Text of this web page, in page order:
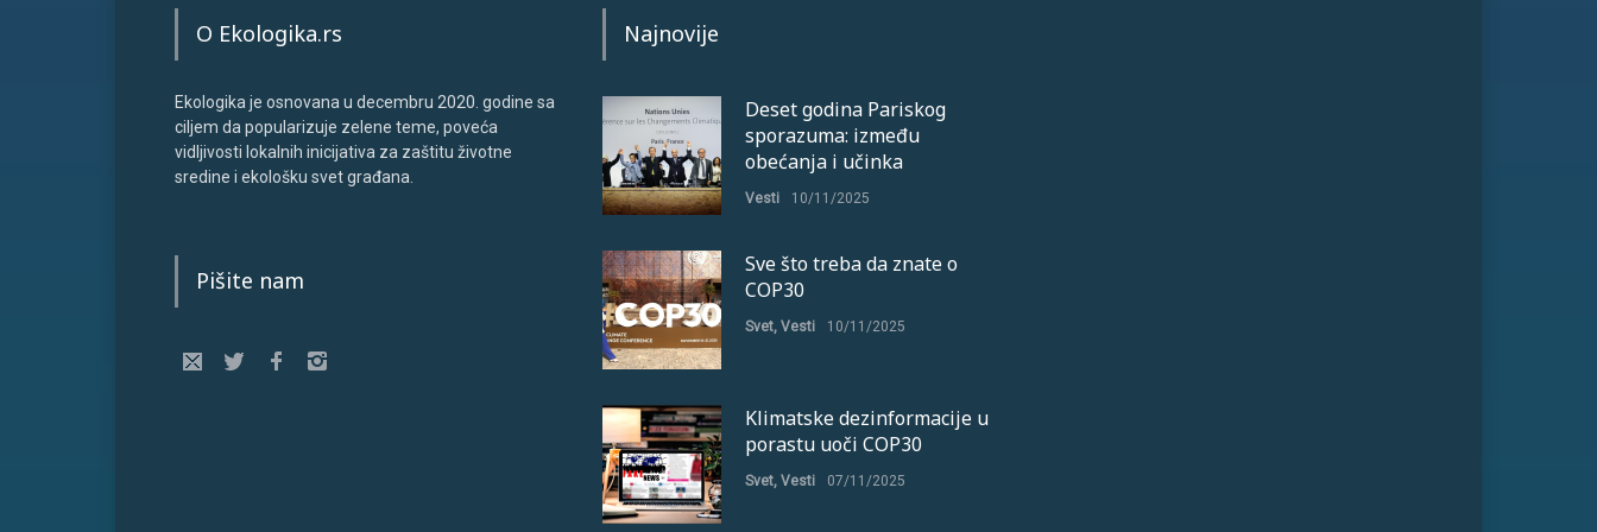
O Ekologika.rs
Ekologika je osnovana u decembru 2020. godine sa
ciljem da popularizuje zelene teme, poveća
vidljivosti lokalnih inicijativa za zaštitu životne
sredine i ekološku svet građana.
Pišite nam
Najnovije
Deset godina Pariskog
sporazuma: između
obećanja i učinka
Vesti 10/11/2025
Sve što treba da znate o
COP30
Svet, Vesti 10/11/2025
Klimatske dezinformacije u
porastu uoči COP30
Svet, Vesti 07/11/2025